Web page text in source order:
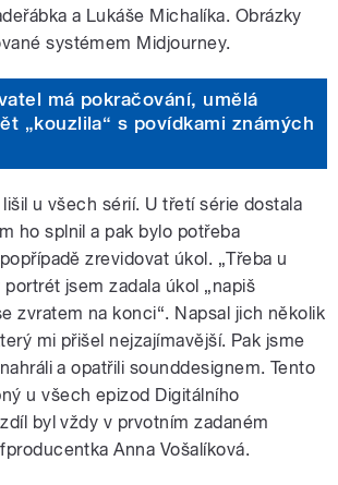
a Lukáše Michalíka. Obrázky
systémem Midjourney.
má pokračování, umělá
„kouzlila“ s povídkami známých
u všech sérií. U třetí série dostala
ho splnil a pak bylo potřeba
zrevidovat úkol. „Třeba u
jsem zadala úkol „napiš
zvratem na konci“. Napsal jich několik
mi přišel nejzajímavější. Pak jsme
a opatřili sounddesignem. Tento
u všech epizod Digitálního
byl vždy v prvotním zadaném
Anna Vošalíková.